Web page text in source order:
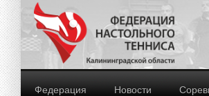
Федерация Новости